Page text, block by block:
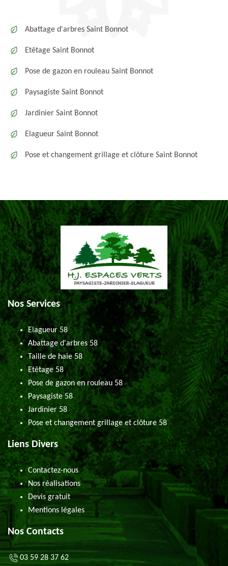
Abattage d'arbres Saint Bonnot
Etêtage Saint Bonnot
Pose de gazon en rouleau Saint Bonnot
Paysagiste Saint Bonnot
Jardinier Saint Bonnot
Elagueur Saint Bonnot
Pose et changement grillage et clôture Saint Bonnot
Nos Services
Elagueur 58
Abattage d'arbres 58
Taille de haie 58
Etêtage 58
Pose de gazon en rouleau 58
Paysagiste 58
Jardinier 58
Pose et changement grillage et clôture 58
Liens Divers
Contactez-nous
Nos réalisations
Devis gratuit
Mentions légales
Nos Contacts
03 59 28 37 62